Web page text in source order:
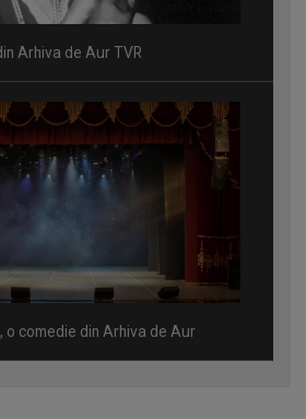
Arhiva de Aur TVR
o comedie din Arhiva de Aur